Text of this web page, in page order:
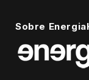
Sobre